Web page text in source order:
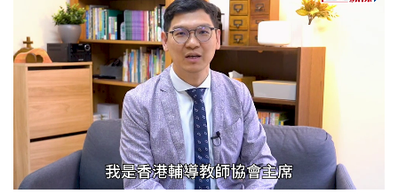
Loaded:
29.94%